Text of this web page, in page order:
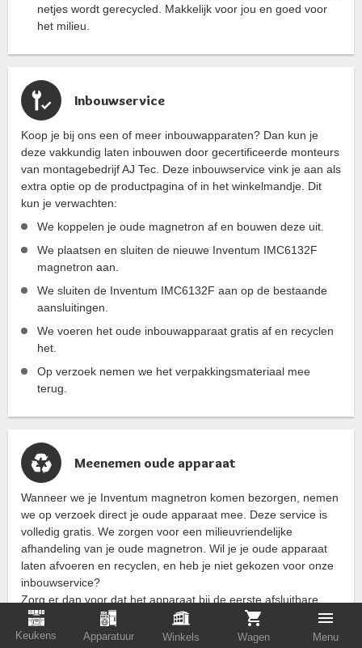
Keukens Apparatuur Winkels Wagen Menu
netjes wordt gerecycled. Makkelijk voor jou en goed voor
het milieu.
Inbouwservice
Koop je bij ons een of meer inbouwapparaten? Dan kun je
deze vakkundig laten inbouwen door gecertificeerde monteurs
van montagebedrijf AJ Tec. Deze inbouwservice vink je aan als
extra optie op de productpagina of in het winkelmandje. Dit
kun je verwachten:
We koppelen je oude magnetron af en bouwen deze uit.
We plaatsen en sluiten de nieuwe Inventum IMC6132F
magnetron aan.
We sluiten de Inventum IMC6132F aan op de bestaande
aansluitingen.
We voeren het oude inbouwapparaat gratis af en recyclen
het.
Op verzoek nemen we het verpakkingsmateriaal mee
terug.
Meenemen oude apparaat
Wanneer we je Inventum magnetron komen bezorgen, nemen
we op verzoek direct je oude apparaat mee. Deze service is
volledig gratis. We zorgen voor een milieuvriendelijke
afhandeling van je oude magnetron. Wil je je oude apparaat
laten afvoeren en recyclen, en heb je niet gekozen voor onze
inbouwservice?
Zorg er dan voor dat het apparaat bij de eerste afsluitbare
deur staat.